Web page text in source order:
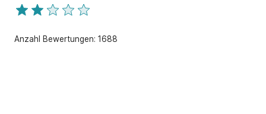
Anzahl Bewertungen: 1688